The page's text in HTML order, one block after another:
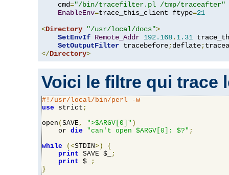
    cmd
="/bin/tracefilter.pl /tmp/traceafter"
EnableEnv=trace_this_client ftype=21
<Directory "/usr/local/docs">
SetEnvIf Remote_Addr 192.168. 1.31
SetOutputFilter tracebefore;deflate;
</Directory>
Voici le filtre qui trace
#!/usr/local/bin/perl -w
use strict ;
open ( SAVE, ">$ARGV[0]" )
    or
die "can't open $ARGV[0]: $?" ;
while
(<STDIN>)
{
print SAVE $_
;
print $_
;
}